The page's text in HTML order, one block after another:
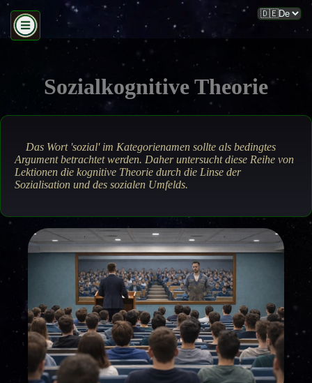
Sozialkognitive Theorie
Das Wort 'sozial' im Kategorienamen sollte als bedingtes
Argument betrachtet werden. Daher untersucht diese Reihe von
Lektionen die kognitive Theorie durch die Linse der
Sozialisation und des sozialen Umfelds.